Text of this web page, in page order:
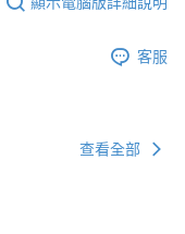
客服
查看全部